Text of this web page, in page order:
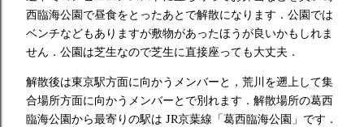
西臨海公園で昼食をとったあとで解散になります．公園では
ベンチなどもありますが敷物があったほうが良いかもしれま
せん．公園は芝生なので芝生に直接座っても大丈夫．
解散後は東京駅方面に向かうメンバーと，荒川を遡上して集
合場所方面に向かうメンバーとで別れます．解散場所の葛西
臨海公園から最寄りの駅は JR京葉線「葛西臨海公園」です．